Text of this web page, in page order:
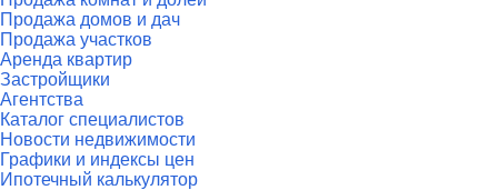
Продажа домов и дач
Продажа участков
Аренда квартир
Застройщики
Агентства
Каталог специалистов
Новости недвижимости
Графики и индексы цен
Ипотечный калькулятор